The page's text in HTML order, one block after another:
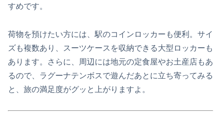
すめです。
荷物を預けたい方には、駅のコインロッカーも便利。サイ
ズも複数あり、スーツケースを収納できる大型ロッカーも
あります。さらに、周辺には地元の定食屋やお土産店もあ
るので、ラグーナテンボスで遊んだあとに立ち寄ってみる
と、旅の満足度がグッと上がりますよ。